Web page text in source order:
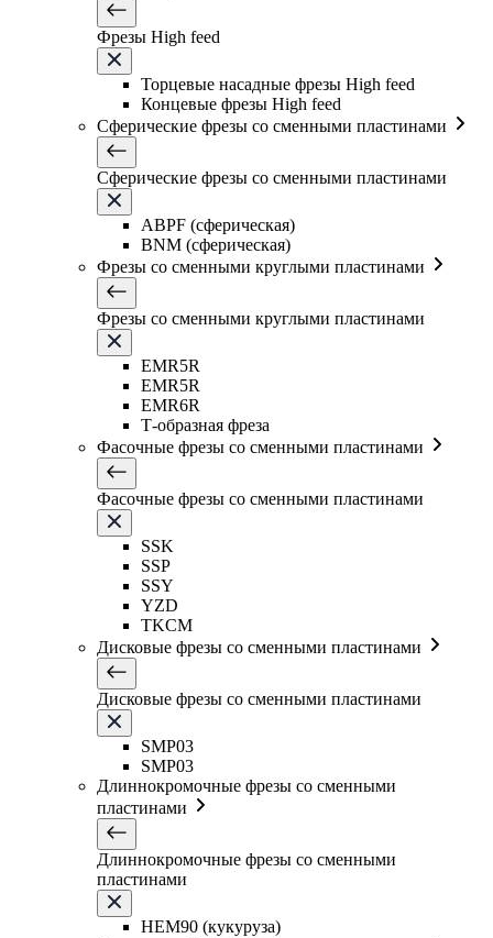
Фрезы High feed
Торцевые насадные фрезы High feed
Концевые фрезы High feed
Сферические фрезы со сменными пластинами
Сферические фрезы со сменными пластинами
ABPF (сферическая)
BNM (сферическая)
Фрезы со сменными круглыми пластинами
Фрезы со сменными круглыми пластинами
EMR5R
EMR5R
EMR6R
Т-образная фреза
Фасочные фрезы со сменными пластинами
Фасочные фрезы со сменными пластинами
SSK
SSP
SSY
YZD
TKCM
Дисковые фрезы со сменными пластинами
Дисковые фрезы со сменными пластинами
SMP03
SMP03
Длиннокромочные фрезы со сменными
пластинами
Длиннокромочные фрезы со сменными
пластинами
HEM90 (кукуруза)